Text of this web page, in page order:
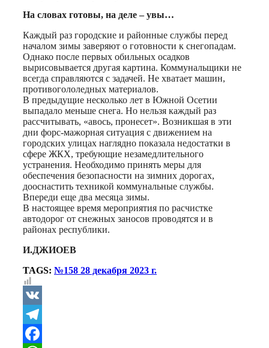
На словах готовы, на деле – увы…
Каждый раз городские и районные службы перед
началом зимы заверяют о готовности к снегопадам.
Однако после первых обильных осадков
вырисовывается другая картина. Коммунальщики не
всегда справляются с задачей. Не хватает машин,
противогололедных материалов.
В предыдущие несколько лет в Южной Осетии
выпадало меньше снега. Но нельзя каждый раз
рассчитывать, «авось, пронесет». Возникшая в эти
дни форс-мажорная ситуация с движением на
городских улицах наглядно показала недостатки в
сфере ЖКХ, требующие незамедлительного
устранения. Необходимо принять меры для
обеспечения безопасности на зимних дорогах,
дооснастить техникой коммунальные службы.
Впереди еще два месяца зимы.
В настоящее время мероприятия по расчистке
автодорог от снежных заносов проводятся и в
районах республики.
И.ДЖИОЕВ
TAGS: №158 28 декабря 2023 г.
VK
Telegram